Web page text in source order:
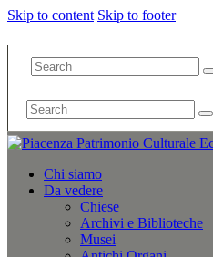
Skip to content Skip to footer
Chi siamo
Da vedere
Chiese
Archivi e Biblioteche
Musei